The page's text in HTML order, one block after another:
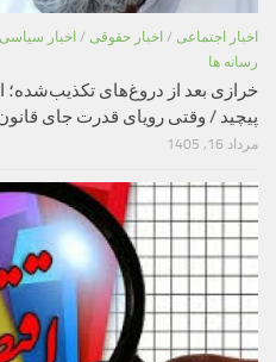
اخبار اجتماعی / اخبار حقوقی / اخبار سیاسی
رسانه ها
خرازی بعد از دروغ‌های تکذیب‌شده؛
پیچید / وقتی رویای قدرت جای
مرداد 16, 1405